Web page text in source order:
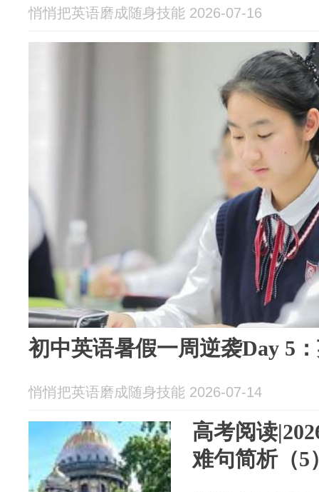
悄悄把英语磨成随身技能 2026-07-16
初中英语暑假一周逆袭Day 5
悄悄把英语磨成随身技能 2026-07-14
高考阅读
难句简析（5